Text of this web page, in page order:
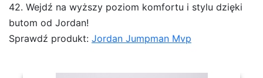
42. Wejdź na wyższy poziom komfortu i stylu dzięki
butom od Jordan!
Sprawdź produkt: Jordan Jumpman Mvp